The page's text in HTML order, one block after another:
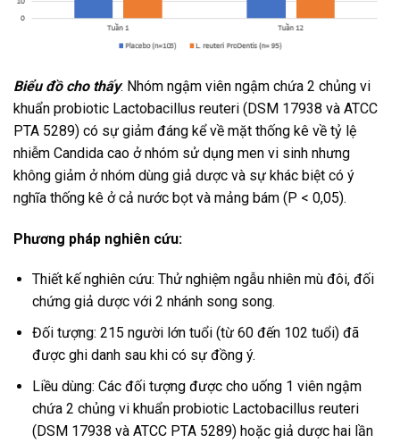
Biểu đồ cho thấy: Nhóm ngậm viên ngậm chứa 2 chủng vi
khuẩn probiotic Lactobacillus reuteri (DSM 17938 và ATCC
PTA 5289) có sự giảm đáng kể về mặt thống kê về tỷ lệ
nhiễm Candida cao ở nhóm sử dụng men vi sinh nhưng
không giảm ở nhóm dùng giả dược và sự khác biệt có ý
nghĩa thống kê ở cả nước bọt và mảng bám (P < 0,05).
Phương pháp nghiên cứu:
Thiết kế nghiên cứu: Thử nghiệm ngẫu nhiên mù đôi, đối
chứng giả dược với 2 nhánh song song.
Đối tượng: 215 người lớn tuổi (từ 60 đến 102 tuổi) đã
được ghi danh sau khi có sự đồng ý.
Liều dùng: Các đối tượng được cho uống 1 viên ngậm
chứa 2 chủng vi khuẩn probiotic Lactobacillus reuteri
(DSM 17938 và ATCC PTA 5289) hoặc giả dược hai lần